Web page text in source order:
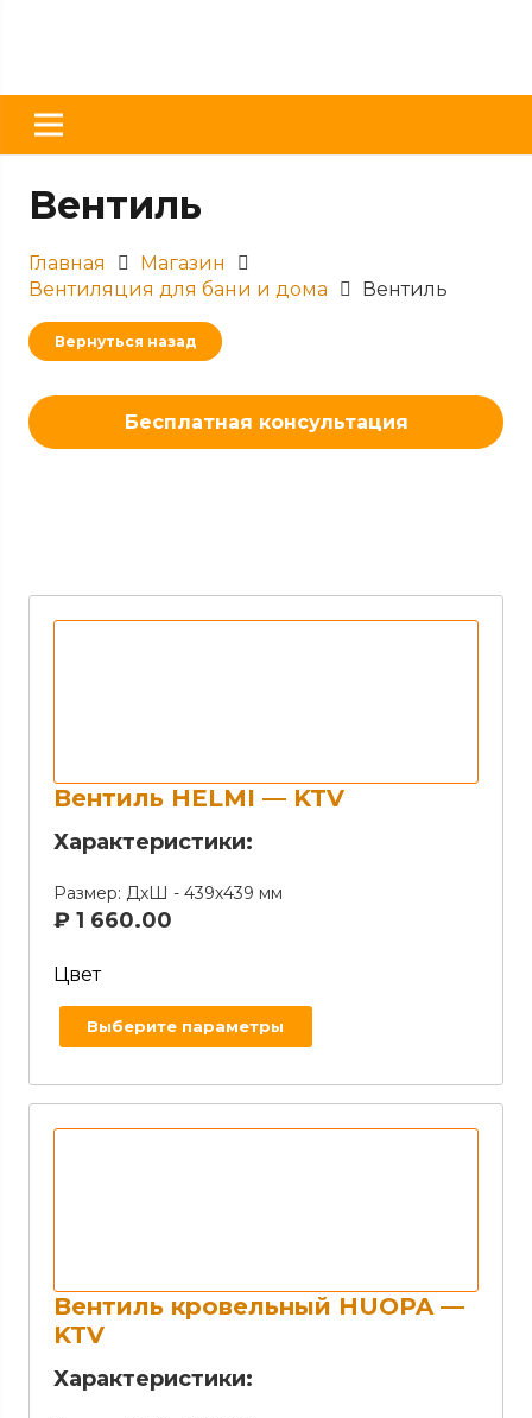
Вентиль
Главная
Магазин
Вентиляция для бани и дома
Вентиль
Вернуться назад
Бесплатная консультация
Вентиль HELMI — KTV
Характеристики:
Размер: ДхШ - 439х439 мм
₽ 1 660.00
Цвет
Выберите параметры
Вентиль кровельный HUOPA —
KTV
Характеристики: